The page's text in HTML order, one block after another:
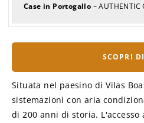
Case in Portogallo – AUTHENTIC
SCOPRI
Situata nel paesino di Vilas
sistemazioni con aria
di 200 anni di storia. L'accesso